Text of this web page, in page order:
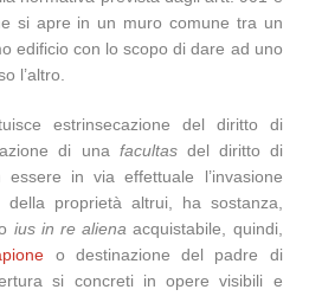
si apre in un muro comune tra un
edificio con lo scopo di dare ad uno
l’altro.
estrinsecazione del diritto di
di una facultasdel diritto di
in via effettuale l’invasione
proprietà altrui, ha sostanza,
ius in re aliena acquistabile, quindi,
o destinazione del padre di
si concreti in opere visibili e